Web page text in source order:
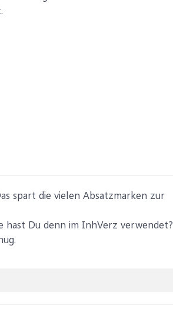
spart die vielen Absatzmarken zur
hast Du denn im InhVerz verwendet?